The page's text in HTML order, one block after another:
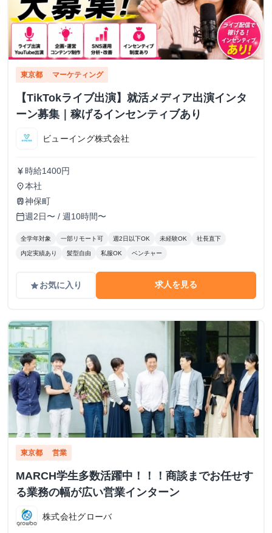
東京都 マーケティング
【TikTokライブ出演】就活メディア出演インタ
ーン募集｜稼げるインセンティブあり
ビューイング株式会社
currency_yen 時給1400円
place本社
train神保町
calendar_today週2日〜 / 週10時間〜
全学年対象 一部リモート可 週2日以下OK 未経験OK 社長直下
内定実績あり 髪型自由 私服OK ベンチャー
gradeお気に入り 求人を見る
東京都 営業
MARCH学生多数活躍中！！！商談までお任せす
る業務の幅が広い営業インターン
株式会社グローバ